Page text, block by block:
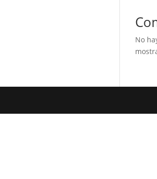
No